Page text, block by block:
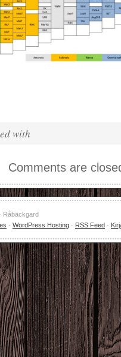
with
Comments are
Råbäckgard
· WordPress Hosting · RSS Feed ·